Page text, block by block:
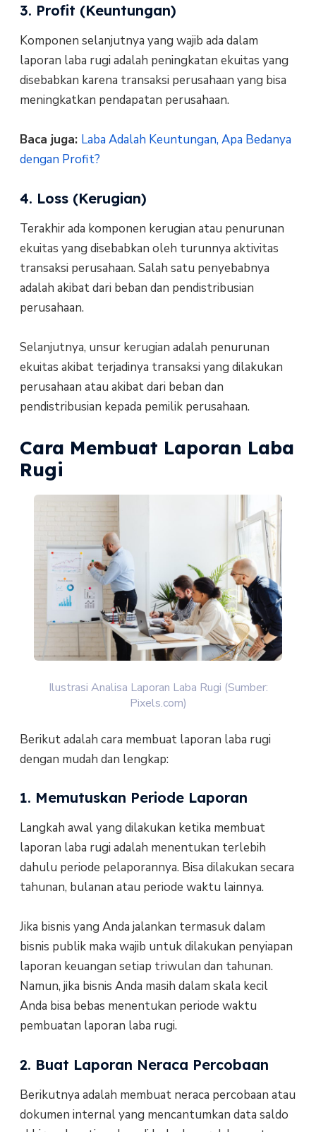
3. Profit (Keuntungan)
Komponen selanjutnya yang wajib ada dalam
laporan laba rugi adalah peningkatan ekuitas yang
disebabkan karena transaksi perusahaan yang bisa
meningkatkan pendapatan perusahaan.
Baca juga: Laba Adalah Keuntungan, Apa Bedanya
dengan Profit?
4. Loss (Kerugian)
Terakhir ada komponen kerugian atau penurunan
ekuitas yang disebabkan oleh turunnya aktivitas
transaksi perusahaan. Salah satu penyebabnya
adalah akibat dari beban dan pendistribusian
perusahaan.
Selanjutnya, unsur kerugian adalah penurunan
ekuitas akibat terjadinya transaksi yang dilakukan
perusahaan atau akibat dari beban dan
pendistribusian kepada pemilik perusahaan.
Cara Membuat Laporan Laba
Rugi
Ilustrasi Analisa Laporan Laba Rugi (Sumber:
Pixels.com)
Berikut adalah cara membuat laporan laba rugi
dengan mudah dan lengkap:
1. Memutuskan Periode Laporan
Langkah awal yang dilakukan ketika membuat
laporan laba rugi adalah menentukan terlebih
dahulu periode pelaporannya. Bisa dilakukan secara
tahunan, bulanan atau periode waktu lainnya.
Jika bisnis yang Anda jalankan termasuk dalam
bisnis publik maka wajib untuk dilakukan penyiapan
laporan keuangan setiap triwulan dan tahunan.
Namun, jika bisnis Anda masih dalam skala kecil
Anda bisa bebas menentukan periode waktu
pembuatan laporan laba rugi.
2. Buat Laporan Neraca Percobaan
Berikutnya adalah membuat neraca percobaan atau
dokumen internal yang mencantumkan data saldo